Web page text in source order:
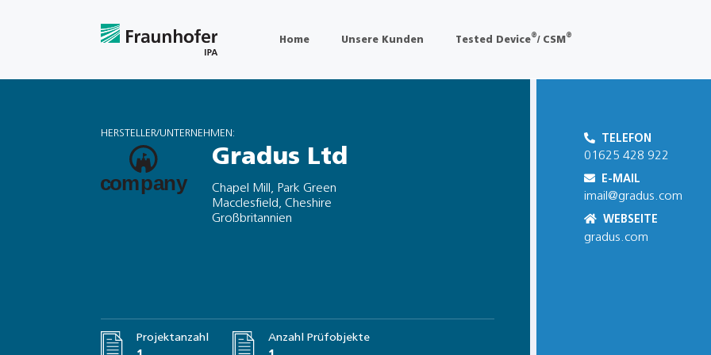
Home Unsere Kunden Tested Device®/ CSM ®
HERSTELLER/UNTERNEHMEN:
Gradus Ltd
Chapel Mill, Park Green
Macclesfield, Cheshire
Großbritannien
Projektanzahl Anzahl Prüfobjekte
TELEFON
01625 428 922
E-MAIL
imail@gradus.com
WEBSEITE
gradus.com